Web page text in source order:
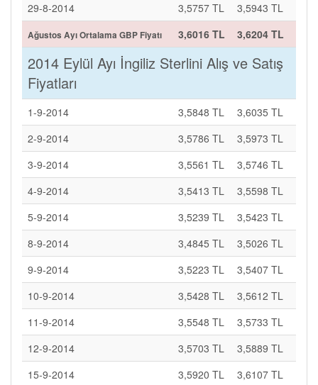
29-8-2014
3,5757 TL 3,5943 TL
Ağustos Ayı Ortalama GBP Fiyatı 3,6016 TL 3,6204 TL
2014 Eylül Ayı İngiliz Sterlini Alış ve Satış
Fiyatları
1-9-2014 3,5848 TL
3,6035 TL
2-9-2014
3,5786 TL
3,5973 TL
3-9-2014
3,5561 TL
3,5746 TL
4-9-2014
3,5413 TL
3,5598 TL
5-9-2014
3,5239 TL
3,5423 TL
8-9-2014
3,4845 TL
3,5026 TL
9-9-2014
3,5223 TL
3,5407 TL
10-9-2014
3,5428 TL
3,5612 TL
11-9-2014
3,5548 TL
3,5733 TL
12-9-2014
3,5703 TL
3,5889 TL
15-9-2014
3,5920 TL
3,6107 TL